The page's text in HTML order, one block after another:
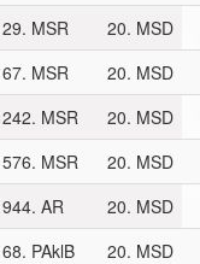
29. MSR
20. MSD
67. MSR
20. MSD
242. MSR
20. MSD
576. MSR
20. MSD
944. AR
20. MSD
68. PAklB
20. MSD